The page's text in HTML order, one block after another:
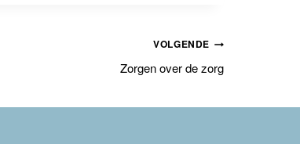
VOLGENDE
Zorgen over de zorg